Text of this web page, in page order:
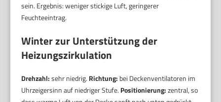
sein. Ergebnis: weniger stickige Luft, geringerer
Feuchteeintrag.
Winter zur Unterstützung der
Heizungszirkulation
Drehzahl:sehr niedrig. Richtung: bei Deckenventilatoren im
Uhrzeigersinn auf niedriger Stufe. Positionierung:zentral, so